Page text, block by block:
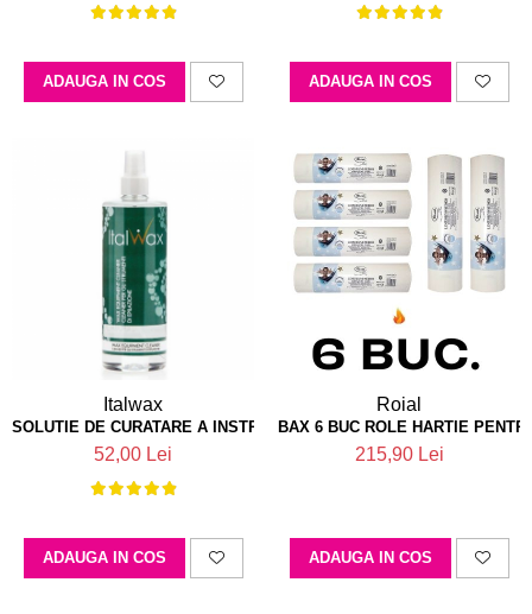
ADAUGA IN COS ADAUGA IN COS
Italwax
SOLUTIE DE CURATARE A INSTRUMENTELOR DE EPILAT 500ML
52,00 Lei
ADAUGA IN COS
Roial
BAX 6 BUC ROLE HARTIE
215,90 Lei
ADAUGA IN COS